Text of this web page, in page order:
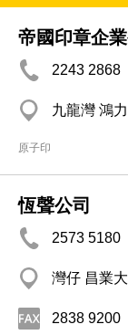
帝國印章企業
2243 2868
九龍灣 鴻
原子印
恆聲公司
2573 5180
灣仔 昌業
2838 9200